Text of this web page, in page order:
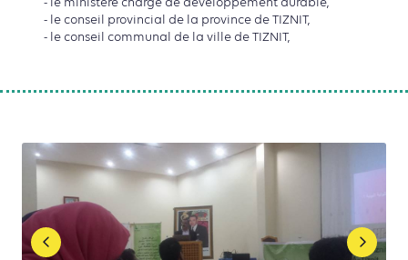
- le conseil provincial de la province de TIZNIT,
- le conseil communal de la ville de TIZNIT,